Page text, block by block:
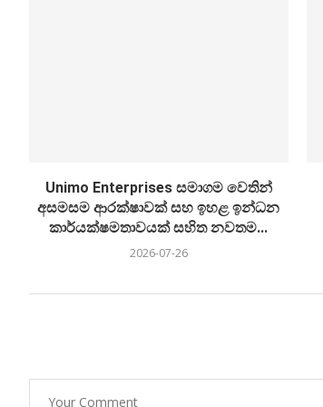
Unimo Enterprises සමාගම වෙතින්
අසමසම ආරක්ෂාවක් සහ ඉහළ ඉන්ධන
කාර්යක්ෂමතාවයක් සහිත නවතම...
2026-07-26